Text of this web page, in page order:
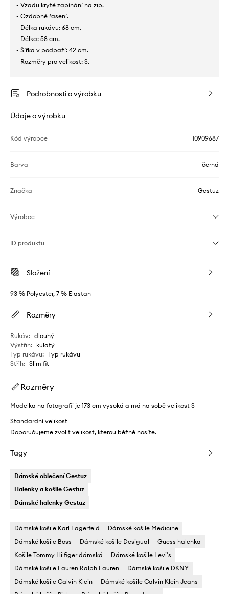
- Vzadu kryté zapínání na zip.
- Ozdobné řasení.
- Délka rukávu: 68 cm.
- Délka: 58 cm.
- Šířka v podpaží: 42 cm.
- Rozměry pro velikost: S.
Podrobnosti o výrobku
Údaje o výrobku
Kód výrobce 10909687
Barva černá
Značka Gestuz
Výrobce
ID produktu
Složení
93 % Polyester, 7 % Elastan
Rozměry
Rukáv: dlouhý
Výstřih: kulatý
Typ rukávu: Typ rukávu
Střih: Slim fit
Rozměry
Modelka na fotografii je 173 cm vysoká a má na sobě velikost S
Standardní velikost
Doporučujeme zvolit velikost, kterou běžně nosíte.
Tagy
Dámské oblečení Gestuz
Halenky a košile Gestuz
Dámské halenky Gestuz
Dámské košile Karl Lagerfeld
Dámské košile Medicine
Dámské košile Boss
Dámské košile Desigual
Guess halenka
Košile Tommy Hilfiger dámská
Dámské košile Levi's
Dámské košile Lauren Ralph Lauren
Dámské košile DKNY
Dámské košile Calvin Klein
Dámské košile Calvin Klein Jeans